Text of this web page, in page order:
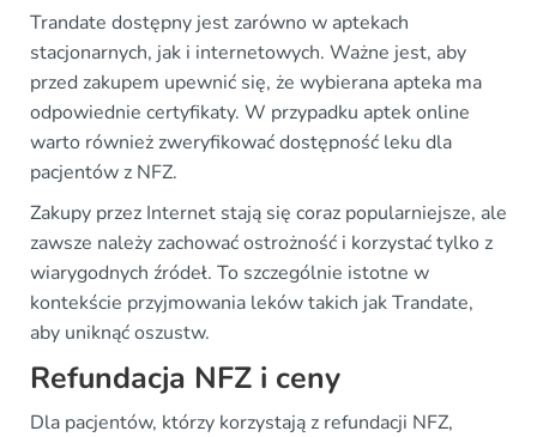
Trandate dostępny jest zarówno w aptekach
stacjonarnych, jak i internetowych. Ważne jest, aby
przed zakupem upewnić się, że wybierana apteka ma
odpowiednie certyfikaty. W przypadku aptek online
warto również zweryfikować dostępność leku dla
pacjentów z NFZ.
Zakupy przez Internet stają się coraz popularniejsze, ale
zawsze należy zachować ostrożność i korzystać tylko z
wiarygodnych źródeł. To szczególnie istotne w
kontekście przyjmowania leków takich jak Trandate,
aby uniknąć oszustw.
Refundacja NFZ i ceny
Dla pacjentów, którzy korzystają z refundacji NFZ,